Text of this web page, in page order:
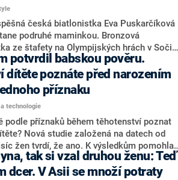
česká biatlonistka Eva Puskarčíková
podruhé maminkou. Bronzová
ze štafety na Olympijských hrách v Soči
zprávu fanouškům na sociálních
svého těhotenství zvolila originální
slavnou hollywoodskou
potvrdil babskou pověru.
dítěte poznáte před narozením
příznaku
technologie
podle příznaků během těhotenství poznat
Nová studie založená na datech od
žen tvrdí, že ano. K výsledkům pomohla
níž si těhotné ženy zaznamenávaly
projevy. Díky velkému množství údajů pak
tak si vzal druhou ženu: Teď
dcer. V Asii se množí potraty